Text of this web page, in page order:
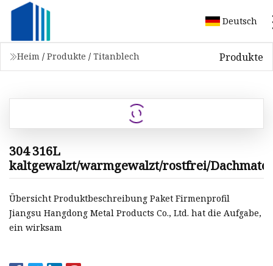
Deutsch
Heim / Produkte / Titanblech Produkte
304 316L
kaltgewalzt/warmgewalzt/rostfrei/
Übersicht Produktbeschreibung Paket Firmenprofil
Jiangsu Hangdong Metal Products Co., Ltd. hat die Aufgabe,
ein wirksam